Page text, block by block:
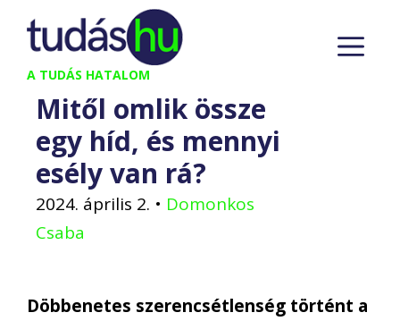
Kilépés
tartalomba
A TUDÁS HATALOM
Mitől omlik össze
egy híd, és mennyi
esély van rá?
2024. április 2. • Domonkos
Csaba
Döbbenetes szerencsétlenség történt a